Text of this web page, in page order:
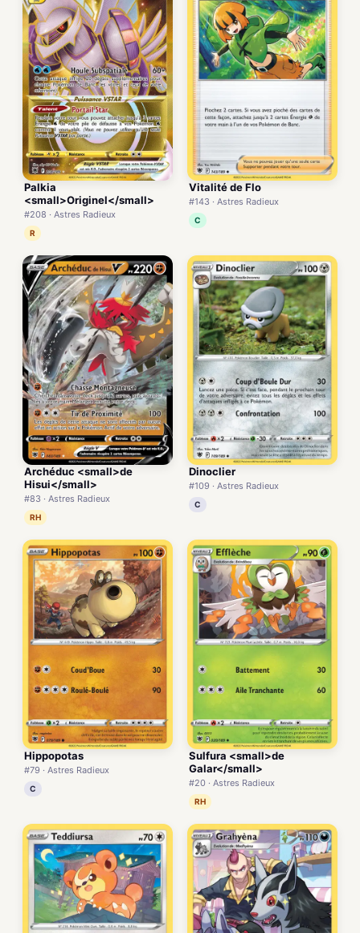
Palkia
<small>Originel</small>
#208 · Astres Radieux
R
Vitalité de Flo
#143 · Astres Radieux
C
Archéduc <small>de
Hisui</small>
#83 · Astres Radieux
RH
Dinoclier
#109 · Astres Radieux
C
Hippopotas
#79 · Astres Radieux
C
Sulfura <small>de
Galar</small>
#20 · Astres Radieux
RH